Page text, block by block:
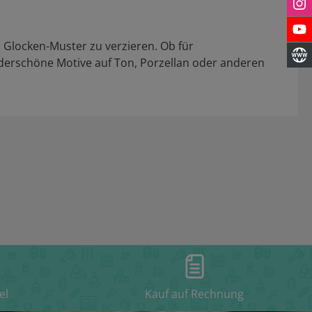
Muster zu verzieren. Ob für
Motive auf Ton, Porzellan oder anderen
Kauf auf Rechnung